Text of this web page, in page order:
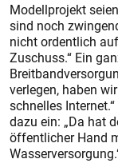
Modellprojekt
sind noch
nicht ordentlich
Zuschuss.“ Ein
verlegen, haben
schnelles
dazu ein: „Da hat
öffentlicher Hand